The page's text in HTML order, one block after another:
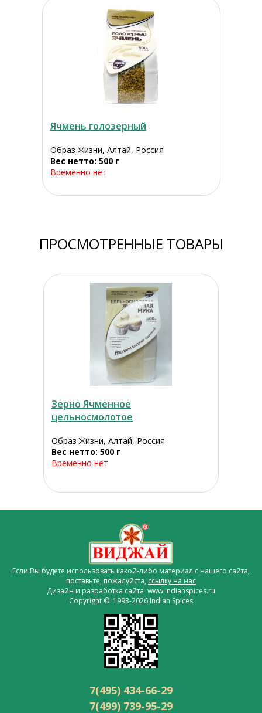
Ячмень голозерный
Образ Жизни, Алтай, Россия
Вес нетто: 500 г
Временно нет
ПРОСМОТРЕННЫЕ ТОВАРЫ
Зерно Ячменное
цельносмолотое
Образ Жизни, Алтай, Россия
Вес нетто: 500 г
Временно нет
Если Вы будете использовать какой-либо материал с нашего сайта,
поставьте, пожалуйста, ссылку на нас
Дизайн и разработка сайта www.indianspices.ru
Copyright © 1993-2026 Indian Spices
7(495) 434-66-29
7(499) 739-95-29